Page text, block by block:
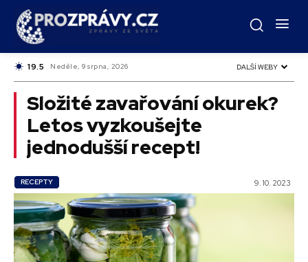
19.5 CCzech
Neděle, 9 srpna, 2026 DALŠÍ WEBY
Složité zavařování okurek?
Letos vyzkoušejte
jednodušší recept!
RECEPTY 9. 10. 2023